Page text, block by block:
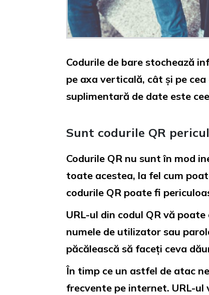
Codurile de bare stochează
pe axa verticală, cât și pe
suplimentară de date este
Sunt codurile QR
Codurile QR nu sunt în mod
toate acestea, la fel cum
codurile QR poate fi
URL-ul din codul QR vă
numele de utilizator sau
păcălească să faceți ceva
În timp ce un astfel de atac
frecvente pe internet. URL-ul